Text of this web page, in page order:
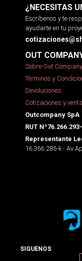
¿NECESITAS
Escríbenos y te
ayudarte en tu
OUT
Sobre Out Company
Términos y
Devoluciones
Cotizaciones y
Outcompany SpA
RUT
Representante
16.366.285-k - Av
SIGUENOS